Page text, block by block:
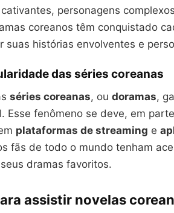
personagens
coreanos têm conquistado
suas histórias envolventes e
das séries coreanas
séries coreanas, ou doramas,
Esse fenômeno se deve, em
plataformas de streaming e
fãs de todo o mundo tenham
dramas favoritos.
assistir novelas